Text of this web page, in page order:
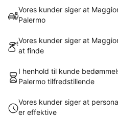
Vores kunder siger at
Palermo
Vores kunder siger at
at finde
I henhold til kunde
Palermo tilfredstillende
Vores kunder siger at
er effektive